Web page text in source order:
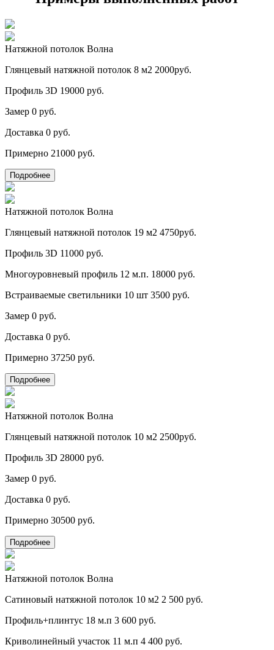
Натяжной потолок Волна
Глянцевый натяжной потолок 8 м2 2000руб.
Профиль 3D 19000 руб.
Замер 0 руб.
Доставка 0 руб.
Примерно 21000 руб.
Подробнее
Натяжной потолок Волна
Глянцевый натяжной потолок 19 м2 4750руб.
Профиль 3D 11000 руб.
Многоуровневый профиль 12 м.п. 18000 руб.
Встраиваемые светильники 10 шт 3500 руб.
Замер 0 руб.
Доставка 0 руб.
Примерно 37250 руб.
Подробнее
Натяжной потолок Волна
Глянцевый натяжной потолок 10 м2 2500руб.
Профиль 3D 28000 руб.
Замер 0 руб.
Доставка 0 руб.
Примерно 30500 руб.
Подробнее
Натяжной потолок Волна
Сатиновый натяжной потолок 10 м2 2 500 руб.
Профиль+плинтус 18 м.п 3 600 руб.
Криволинейный участок 11 м.п 4 400 руб.